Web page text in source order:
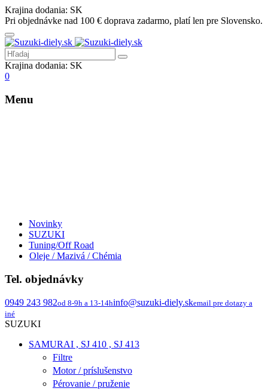
Krajina dodania: SK
Pri objednávke nad 100 € doprava zadarmo, platí len pre Slovensko.
Krajina dodania: SK
0
Menu
Novinky
SUZUKI
Tuning/Off Road
Oleje / Mazivá / Chémia
Tel. objednávky
0949 243 982od 8-9h a 13-14hinfo@suzuki-diely.skemail pre dotazy a
iné
SUZUKI
SAMURAI , SJ 410 , SJ 413
Filtre
Motor / príslušenstvo
Pérovanie / pruženie